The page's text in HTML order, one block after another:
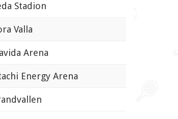
Stadion
Valla
Arena
Energy Arena